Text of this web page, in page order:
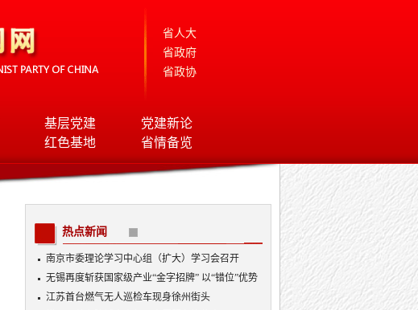
省人大
省政府
省政协
基层党建
党建新论
红色基地 省情备览
热点新闻
南京市委理论学习中心组（扩大）学习会召开
无锡再度斩获国家级产业“金字招牌” 以“错位”优势
入局AI顶层赛道
江苏首台燃气无人巡检车现身徐州街头